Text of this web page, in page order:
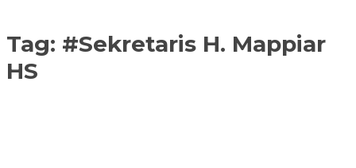
Tag: #Sekretaris H. Mappiar
HS